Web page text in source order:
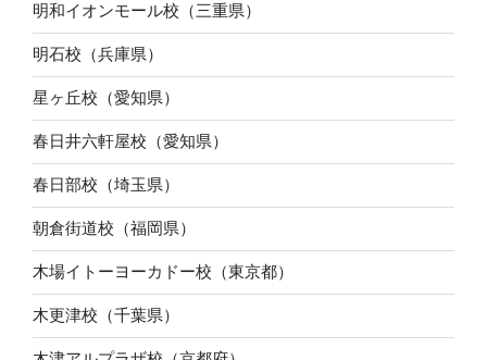
明和イオンモール校（三重県）
明石校（兵庫県）
星ヶ丘校（愛知県）
春日井六軒屋校（愛知県）
春日部校（埼玉県）
朝倉街道校（福岡県）
木場イトーヨーカドー校（東京都）
木更津校（千葉県）